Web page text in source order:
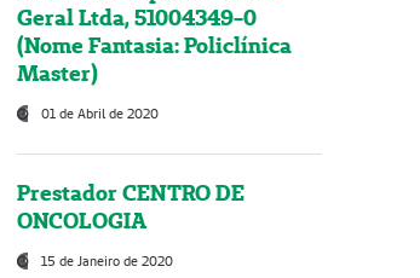
Geral Ltda, 51004349-0
(Nome Fantasia: Policlínica
Master)
01 de Abril de 2020
Prestador CENTRO DE
ONCOLOGIA
15 de Janeiro de 2020